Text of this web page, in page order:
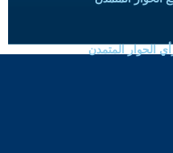
الحوار المتمدن